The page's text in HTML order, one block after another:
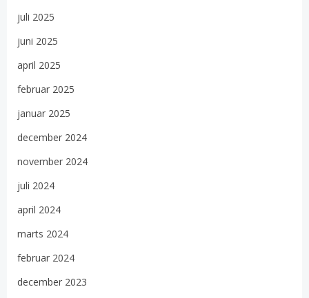
juli 2025
juni 2025
april 2025
februar 2025
januar 2025
december 2024
november 2024
juli 2024
april 2024
marts 2024
februar 2024
december 2023